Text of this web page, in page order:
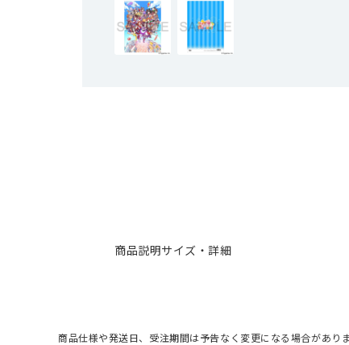
商品説明サイズ・詳細
商品仕様や発送日、受注期間は予告なく変更になる場合がありま